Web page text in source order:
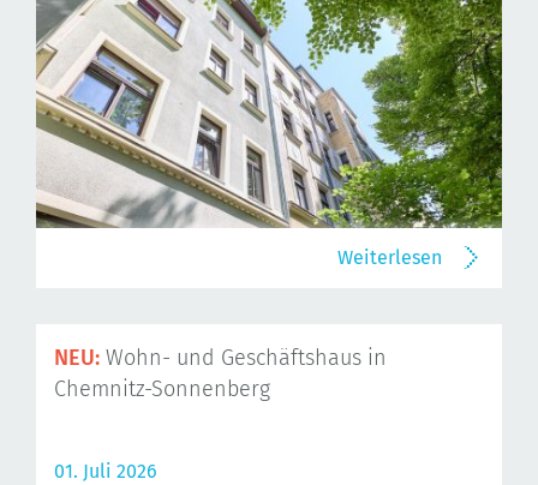
Weiterlesen
NEU: Wohn- und Geschäftshaus in
Chemnitz-Sonnenberg
01. Juli 2026